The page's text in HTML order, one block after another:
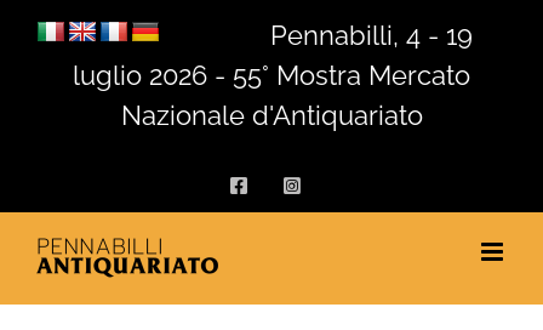
Salta
contenuto
Pennabilli, 4 - 19
luglio 2026 - 55° Mostra Mercato
Nazionale d'Antiquariato
FacebookInstagram